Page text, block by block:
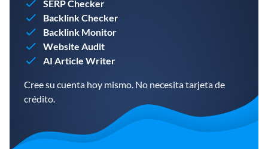
SERP Checker
Backlink Checker
Backlink Monitor
Website Audit
AI Article Writer
Cree su cuenta hoy mismo. No necesita tarjeta de
crédito.